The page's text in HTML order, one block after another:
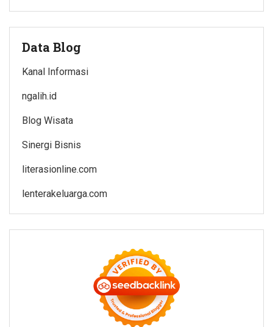
Data Blog
Kanal Informasi
ngalih.id
Blog Wisata
Sinergi Bisnis
literasionline.com
lenterakeluarga.com